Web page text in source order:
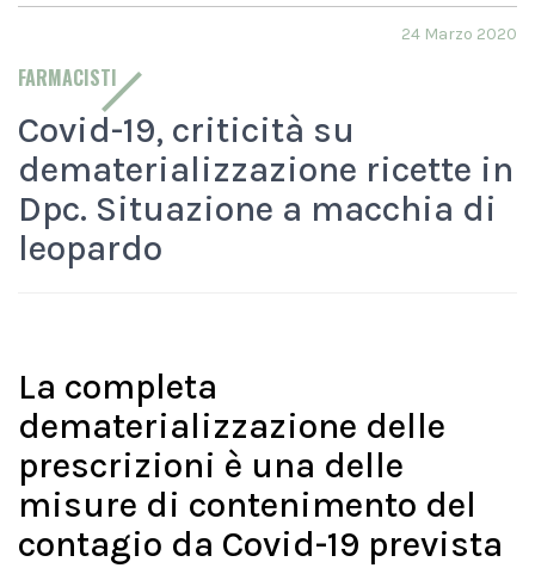
FARMACISTI
24 Marzo 2020
Covid-19, criticità su
dematerializzazione ricette in
Dpc. Situazione a macchia di
leopardo
La completa
dematerializzazione delle
prescrizioni è una delle
misure di contenimento del
contagio da Covid-19 prevista